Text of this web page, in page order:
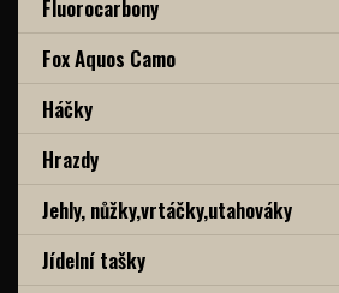
Fluorocarbony
Fox Aquos Camo
Háčky
Hrazdy
Jehly, nůžky,vrtáčky,utahováky
Jídelní tašky